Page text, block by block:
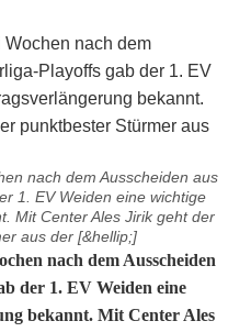
nach dem Ausscheiden aus
1. EV Weiden eine wichtige
Mit Center Ales Jirik geht der
aus der [&hellip;]
nach dem Ausscheiden
der 1. EV Weiden eine
bekannt. Mit Center Ales